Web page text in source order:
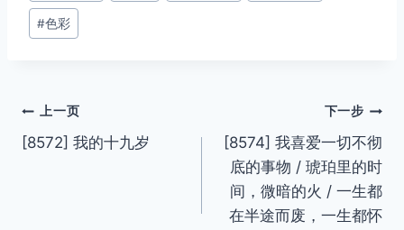
签：
#色彩
文
章
上一页
[8572] 我的十九岁
下一步
[8574] 我喜爱一切不彻
底的事物 / 琥珀里的时
间，微暗的火 / 一生都
在半途而废，一生都怀